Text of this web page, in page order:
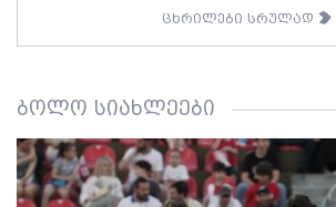
ცხრილები სრულად
ბოლო სიახლეები